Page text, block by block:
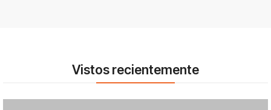
Vistos recientemente